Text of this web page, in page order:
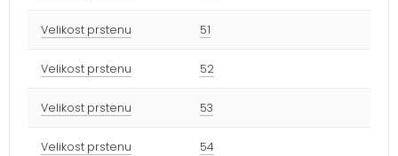
Velikost prstenu 51
Velikost prstenu 52
Velikost prstenu 53
Velikost prstenu 54